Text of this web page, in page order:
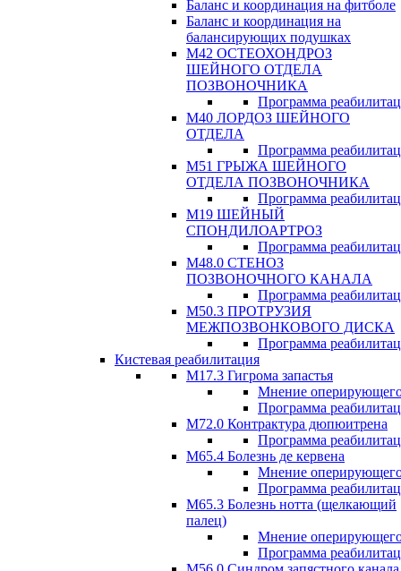
Баланс и координация на фитболе
Баланс и координация на
балансирующих подушках
М42 ОСТЕОХОНДРОЗ
ШЕЙНОГО ОТДЕЛА
ПОЗВОНОЧНИКА
Программа
М40 ЛОРДОЗ ШЕЙНОГО
ОТДЕЛА
Программа
М51 ГРЫЖА ШЕЙНОГО
ОТДЕЛА ПОЗВОНОЧНИКА
Программа
М19 ШЕЙНЫЙ
СПОНДИЛОАРТРОЗ
Программа
М48.0 СТЕНОЗ
ПОЗВОНОЧНОГО КАНАЛА
Программа
М50.3 ПРОТРУЗИЯ
МЕЖПОЗВОНКОВОГО ДИСКА
Программа
Кистевая реабилитация
M17.3 Гигрома запастья
Мнение
Программа
М72.0 Контрактура дюпюитрена
Программа
M65.4 Болезнь де кервена
Мнение
Программа
М65.3 Болезнь нотта (щелкающий
палец)
Мнение
Программа